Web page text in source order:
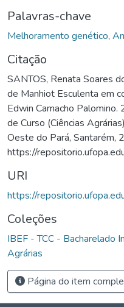
Palavras-chave
Melhoramento genético,
Citação
SANTOS, Renata Soares
de Manhiot Esculenta em
Edwin Camacho
de Curso (Ciências
Oeste do Pará, Santarém,
https://
URI
https://
Coleções
IBEF - TCC - Bacharelado
Agrárias
Página do item